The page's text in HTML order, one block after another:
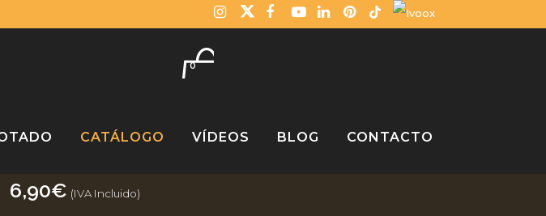
0
CATÁLOGO VÍDEOS BLOG CONTACTO
6,90€ (IVA Incluido)